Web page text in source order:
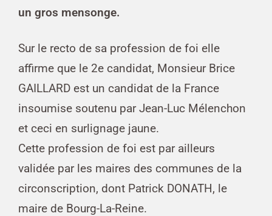
un gros mensonge.
Sur le recto de sa profession de foi elle
affirme que le 2e candidat, Monsieur Brice
GAILLARD est un candidat de la France
insoumise soutenu par Jean-Luc Mélenchon
et ceci en surlignage jaune.
Cette profession de foi est par ailleurs
validée par les maires des communes de la
circonscription, dont Patrick DONATH, le
maire de Bourg-La-Reine.